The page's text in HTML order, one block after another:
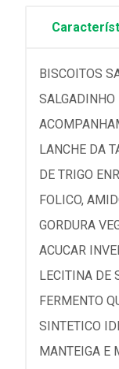
BISCOITOS
SALGADINHO
LANCHE DA
DE TRIGO
FOLICO,
GORDURA
ACUCAR
LECITINA DE
FERMENTO
SINTETICO
MANTEIGA E